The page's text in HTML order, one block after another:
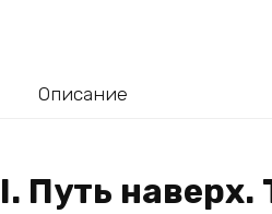
Описание
Путь наверх.